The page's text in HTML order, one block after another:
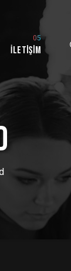
İletişim